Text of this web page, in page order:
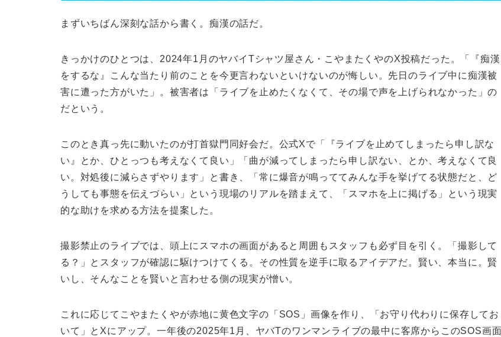
まずいちばん深刻な話から書く。痴漢の話だ。
きっかけのひとつは、2024年1月のヤバイTシャツ屋さん・こやまたくやのX投稿だった。「『痴漢
をするな』こんな当たり前のことを今更言わないといけないのが悔しい。先日のライブ中に痴漢被
害に遭った方がいた」。被害者は「ライブを止めたくなくて、その場で声を上げられなかった」の
だという。
このとき真っ先に動いたのが打首獄門同好会だ。公式Xで「『ライブを止めてしまったら申し訳な
い』とか、ひとっつも考えなくて良い」「曲が減ってしまったら申し訳ない、とか、考えなくて良
い。対処後に減らさずやります」と書き、「常に爆音が鳴っててみんな手を挙げてる状態だと、ど
うしても事態を伝えづらい」という現場のリアルを踏まえて、「スマホを上に掲げる」という現実
的な助けを求める方法を提案した。
撮影禁止のライブでは、頭上にスマホの画面があると周囲もスタッフも必ず目を引く。「撮影して
る？」とスタッフが確認に駆けつけてくる。その性質を逆手に取るアイデアだ。賢い、本当に。賢
いし、そんなことを賢いと言わせる側の現実が憎い。
これに応じてこやまたくやが赤地に黄色文字の「SOS」画像を作り、「お守り代わりに保存してお
いて」とXにアップ。一年後の2025年1月、ヤバTのワンマンライブの最中に客席からこのSOS画面